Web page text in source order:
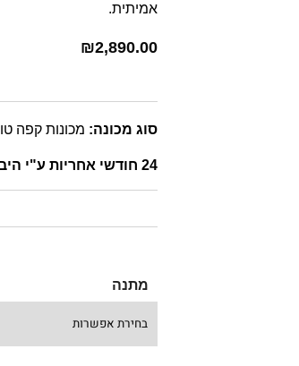
אמיתית.
₪2,890.00
סוג מכונה: מכונות קפה
24 חודשי אחריות ע"י היבואן
מתנה